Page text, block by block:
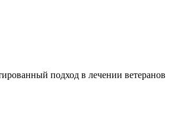
подход в лечении ветеранов